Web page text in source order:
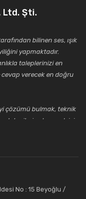
Ltd. Şti.
bilinen ses, ışık
yapmaktadır.
taleplerinizi en
verecek en doğru
çözümü bulmak, teknik
daha ileriye taşımak için
gelecekte
No : 15 Beyoğlu /